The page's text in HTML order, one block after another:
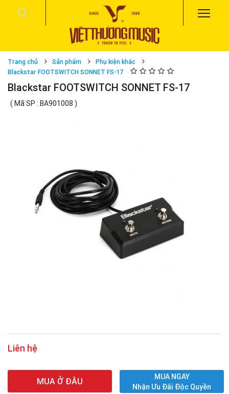
Trang chủ Sản phẩm
Phụ kiện khác
Blackstar FOOTSWITCH SONNET FS-17
Blackstar FOOTSWITCH SONNET FS-17
( Mã SP : BA901008 )
Liên hệ
MUA Ở ĐÂU
MUA NGAY
Nhận Ưu Đãi Độc Quyền